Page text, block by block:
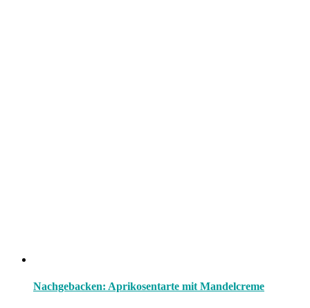
Nachgebacken: Aprikosentarte mit Mandelcreme